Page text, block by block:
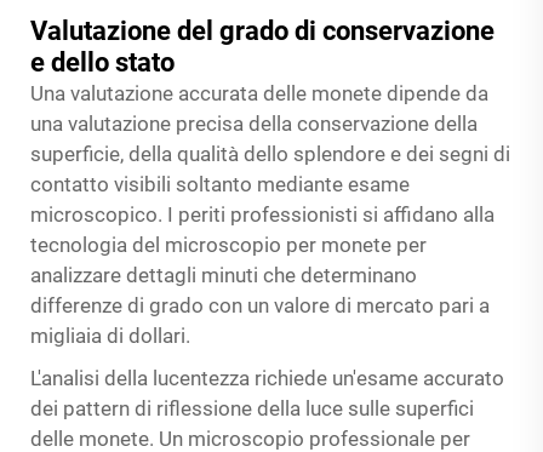
Valutazione del grado di conservazione
e dello stato
Una valutazione accurata delle monete dipende da
una valutazione precisa della conservazione della
superficie, della qualità dello splendore e dei segni di
contatto visibili soltanto mediante esame
microscopico. I periti professionisti si affidano alla
tecnologia del microscopio per monete per
analizzare dettagli minuti che determinano
differenze di grado con un valore di mercato pari a
migliaia di dollari.
L'analisi della lucentezza richiede un'esame accurato
dei pattern di riflessione della luce sulle superfici
delle monete. Un microscopio professionale per